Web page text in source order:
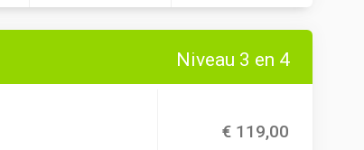
Niveau 3 en 4
€ 119,00